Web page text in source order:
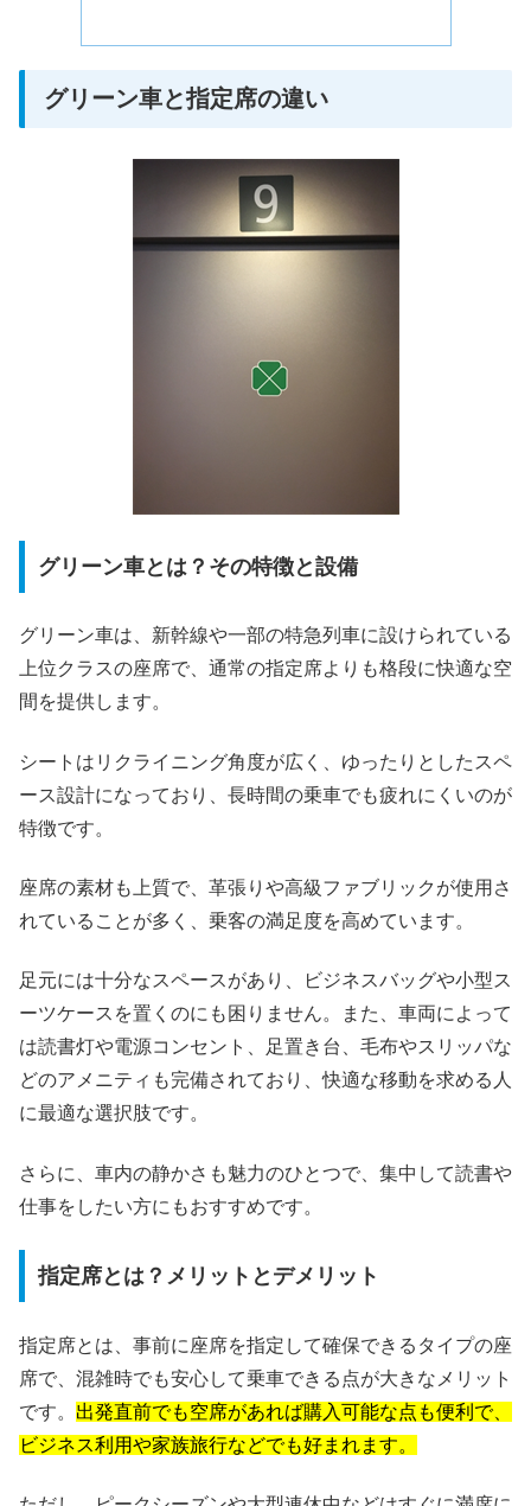
グリーン車と指定席の違い
グリーン車とは？その特徴と設備
グリーン車は、新幹線や一部の特急列車に設けられている
上位クラスの座席で、通常の指定席よりも格段に快適な空
間を提供します。
シートはリクライニング角度が広く、ゆったりとしたスペ
ース設計になっており、長時間の乗車でも疲れにくいのが
特徴です。
座席の素材も上質で、革張りや高級ファブリックが使用さ
れていることが多く、乗客の満足度を高めています。
足元には十分なスペースがあり、ビジネスバッグや小型ス
ーツケースを置くのにも困りません。また、車両によって
は読書灯や電源コンセント、足置き台、毛布やスリッパな
どのアメニティも完備されており、快適な移動を求める人
に最適な選択肢です。
さらに、車内の静かさも魅力のひとつで、集中して読書や
仕事をしたい方にもおすすめです。
指定席とは？メリットとデメリット
指定席とは、事前に座席を指定して確保できるタイプの座
席で、混雑時でも安心して乗車できる点が大きなメリット
です。 出発直前でも空席があれば購入可能な点も便利で、
ビジネス利用や家族旅行などでも好まれます。